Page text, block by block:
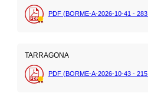
PDF (BORME-A-2026-10-41 - 283
TARRAGONA
PDF (BORME-A-2026-10-43 - 215